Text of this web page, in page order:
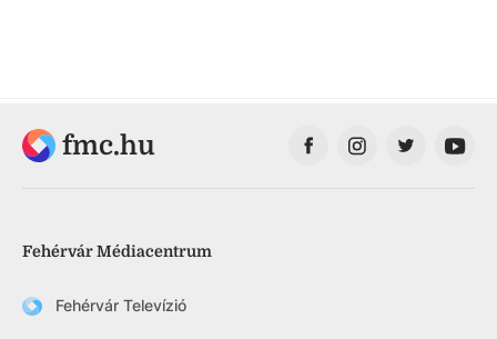
fmc.hu
Fehérvár Médiacentrum
Fehérvár Televízió